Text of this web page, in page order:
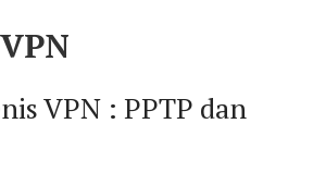
VPN : PPTP dan